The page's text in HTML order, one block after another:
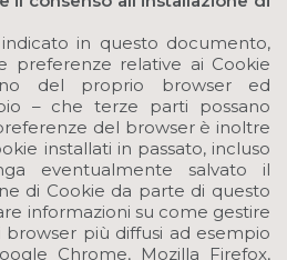
in questo documento,
preferenze relative ai Cookie
del proprio browser ed
– che terze parti possano
del browser è inoltre
installati in passato, incluso
eventualmente salvato il
di Cookie da parte di questo
informazioni su come gestire
più diffusi ad esempio
Chrome, Mozilla Firefox,